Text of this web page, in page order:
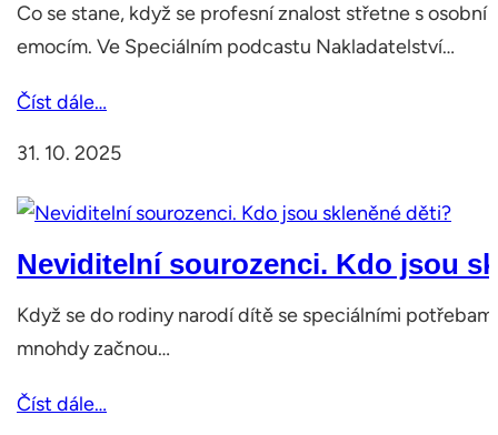
Co se stane, když se profesní znalost střetne s
emocím. Ve Speciálním podcastu Nakladatelství…
Číst dále…
31. 10. 2025
Neviditelní sourozenci. Kdo jsou
Když se do rodiny narodí dítě se speciálními
mnohdy začnou…
Číst dále…